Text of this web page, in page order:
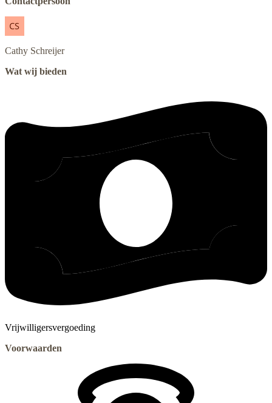
Cathy Schreijer
Wat wij bieden
Vrijwilligersvergoeding
Voorwaarden